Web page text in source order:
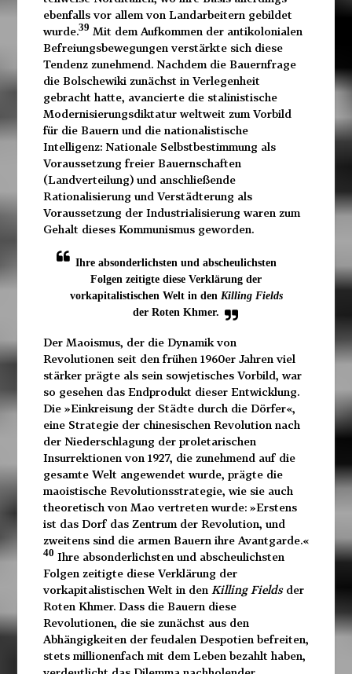
ebenfalls vor allem von Landarbeitern gebildet
wurde.39 Mit dem Aufkommen der antikolonialen
Befreiungsbewegungen verstärkte sich diese
Tendenz zunehmend. Nachdem die Bauernfrage
die Bolschewiki zunächst in Verlegenheit
gebracht hatte, avancierte die stalinistische
Modernisierungsdiktatur weltweit zum Vorbild
für die Bauern und die nationalistische
Intelligenz: Nationale Selbstbestimmung als
Voraussetzung freier Bauernschaften
(Landverteilung) und anschließende
Rationalisierung und Verstädterung als
Voraussetzung der Industrialisierung waren zum
Gehalt dieses Kommunismus geworden.
Ihre absonderlichsten und abscheulichsten
Folgen zeitigte diese Verklärung der
vorkapitalistischen Welt in den Killing Fields
der Roten Khmer.
Der Maoismus, der die Dynamik von
Revolutionen seit den frühen 1960er Jahren viel
stärker prägte als sein sowjetisches Vorbild, war
so gesehen das Endprodukt dieser Entwicklung.
Die »Einkreisung der Städte durch die Dörfer«,
eine Strategie der chinesischen Revolution nach
der Niederschlagung der proletarischen
Insurrektionen von 1927, die zunehmend auf die
gesamte Welt angewendet wurde, prägte die
maoistische Revolutionsstrategie, wie sie auch
theoretisch von Mao vertreten wurde: »Erstens
ist das Dorf das Zentrum der Revolution, und
zweitens sind die armen Bauern ihre Avantgarde.«
40 Ihre absonderlichsten und abscheulichsten
Folgen zeitigte diese Verklärung der
vorkapitalistischen Welt in den Killing Fieldsder
Roten Khmer. Dass die Bauern diese
Revolutionen, die sie zunächst aus den
Abhängigkeiten der feudalen Despotien befreiten,
stets millionenfach mit dem Leben bezahlt haben,